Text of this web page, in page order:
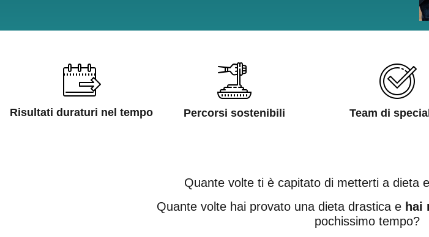
Risultati duraturi nel tempo Percorsi sostenibili Team di
Quante volte ti è capitato di metterti a dieta e
Quante volte hai provato una dieta drastica e hai
pochissimo tempo?